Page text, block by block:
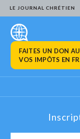
LE JOURNAL CHRÉTIEN
FAITES UN DON
VOS IMPÔTS EN